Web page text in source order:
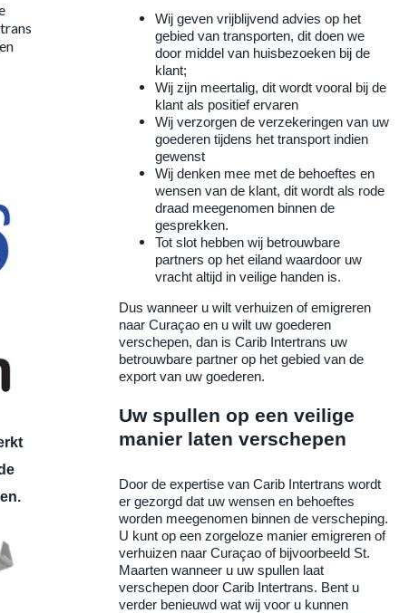
Wij geven vrijblijvend advies op het
gebied van transporten, dit doen we
door middel van huisbezoeken bij de
klant;
Wij zijn meertalig, dit wordt vooral bij de
klant als positief ervaren
Wij verzorgen de verzekeringen van uw
goederen tijdens het transport indien
gewenst
Wij denken mee met de behoeftes en
wensen van de klant, dit wordt als rode
draad meegenomen binnen de
gesprekken.
Tot slot hebben wij betrouwbare
partners op het eiland waardoor uw
vracht altijd in veilige handen is.
Dus wanneer u wilt verhuizen of emigreren
naar Curaçao en u wilt uw goederen
verschepen, dan is Carib Intertrans uw
betrouwbare partner op het gebied van de
export van uw goederen.
Uw spullen op een veilige
manier laten verschepen
Door de expertise van Carib Intertrans wordt
er gezorgd dat uw wensen en behoeftes
worden meegenomen binnen de verscheping.
U kunt op een zorgeloze manier emigreren of
verhuizen naar Curaçao of bijvoorbeeld St.
Maarten wanneer u uw spullen laat
verschepen door Carib Intertrans. Bent u
verder benieuwd wat wij voor u kunnen